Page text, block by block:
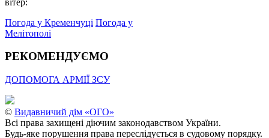
Погода у Кременчуці Погода у
Мелітополі
РЕКОМЕНДУЄМО
ДОПОМОГА АРМІЇ ЗСУ
© Видавничий дім «ОГО»
Всі права захищені діючим законодавством України.
Будь-яке порушення права переслідується в судовому порядку.